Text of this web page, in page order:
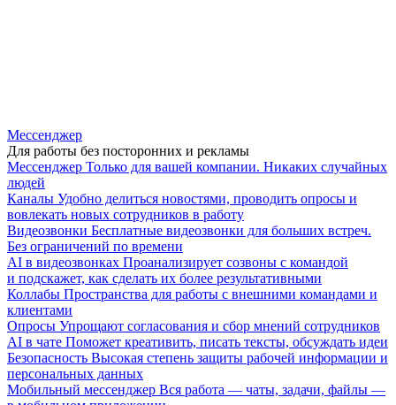
Мессенджер
Для работы без посторонних и рекламы
Мессенджер Только для вашей компании. Никаких случайных
людей
Каналы Удобно делиться новостями, проводить опросы и
вовлекать новых сотрудников в работу
Видеозвонки Бесплатные видеозвонки для больших встреч.
Без ограничений по времени
AI в видеозвонках Проанализирует созвоны с командой
и подскажет, как сделать их более результативными
Коллабы Пространства для работы с внешними командами и
клиентами
Опросы Упрощают согласования и сбор мнений сотрудников
AI в чате Поможет креативить, писать тексты, обсуждать идеи
Безопасность Высокая степень защиты рабочей информации и
персональных данных
Мобильный мессенджер Вся работа — чаты, задачи, файлы —